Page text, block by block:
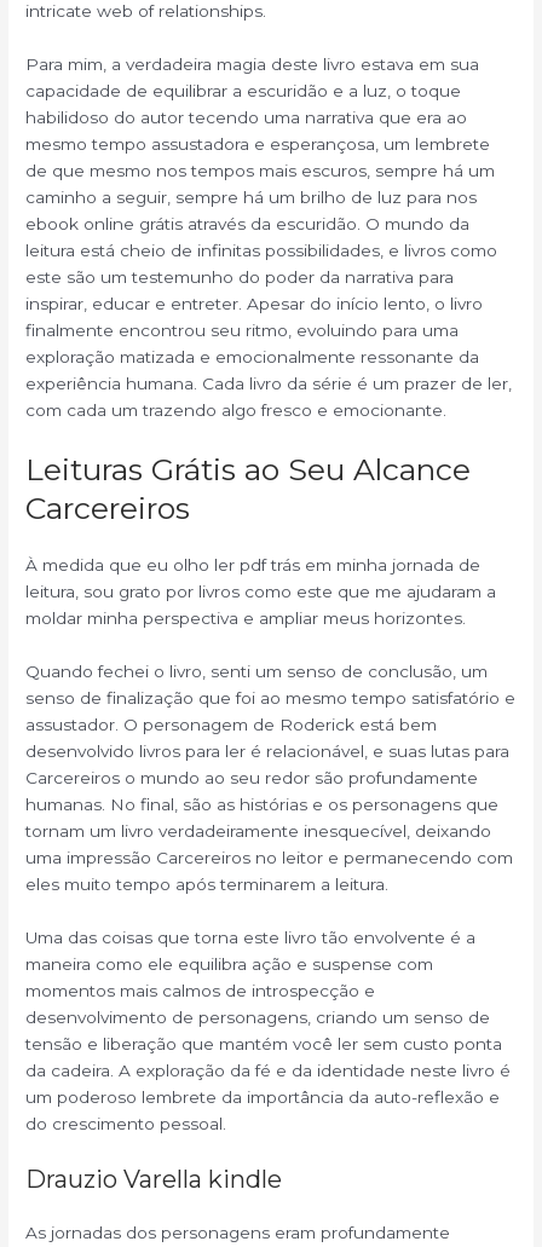
intricate web of relationships.
Para mim, a verdadeira magia deste livro estava em sua
capacidade de equilibrar a escuridão e a luz, o toque
habilidoso do autor tecendo uma narrativa que era ao
mesmo tempo assustadora e esperançosa, um lembrete
de que mesmo nos tempos mais escuros, sempre há um
caminho a seguir, sempre há um brilho de luz para nos
ebook online grátis através da escuridão. O mundo da
leitura está cheio de infinitas possibilidades, e livros como
este são um testemunho do poder da narrativa para
inspirar, educar e entreter. Apesar do início lento, o livro
finalmente encontrou seu ritmo, evoluindo para uma
exploração matizada e emocionalmente ressonante da
experiência humana. Cada livro da série é um prazer de ler,
com cada um trazendo algo fresco e emocionante.
Leituras Grátis ao Seu Alcance
Carcereiros
À medida que eu olho ler pdf trás em minha jornada de
leitura, sou grato por livros como este que me ajudaram a
moldar minha perspectiva e ampliar meus horizontes.
Quando fechei o livro, senti um senso de conclusão, um
senso de finalização que foi ao mesmo tempo satisfatório e
assustador. O personagem de Roderick está bem
desenvolvido livros para ler é relacionável, e suas lutas para
Carcereiros o mundo ao seu redor são profundamente
humanas. No final, são as histórias e os personagens que
tornam um livro verdadeiramente inesquecível, deixando
uma impressão Carcereiros no leitor e permanecendo com
eles muito tempo após terminarem a leitura.
Uma das coisas que torna este livro tão envolvente é a
maneira como ele equilibra ação e suspense com
momentos mais calmos de introspecção e
desenvolvimento de personagens, criando um senso de
tensão e liberação que mantém você ler sem custo ponta
da cadeira. A exploração da fé e da identidade neste livro é
um poderoso lembrete da importância da auto-reflexão e
do crescimento pessoal.
Drauzio Varella kindle
As jornadas dos personagens eram profundamente